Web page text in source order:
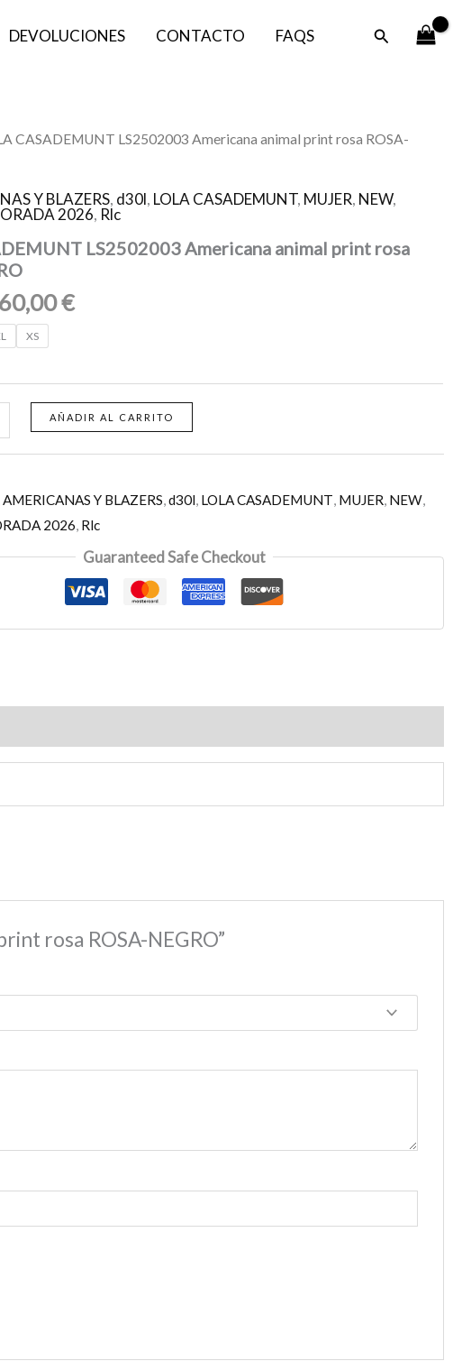
DEVOLUCIONES CONTACTO FAQS Buscar
CASADEMUNT LS2502003 Americana animal print rosa ROSA-
Y BLAZERS, d30l, LOLA CASADEMUNT, MUJER, NEW,
2026, Rlc
LS2502003 Americana animal print rosa
original
€.
60,00€
El
actual
es:
60,00 €.
XS
AÑADIR AL CARRITO
AMERICANAS Y BLAZERS,d30l, LOLA CASADEMUNT, MUJER, NEW,
2026, Rlc
Guaranteed Safe Checkout
rosa ROSA-NEGRO”
179,00 €.
60,00 €.